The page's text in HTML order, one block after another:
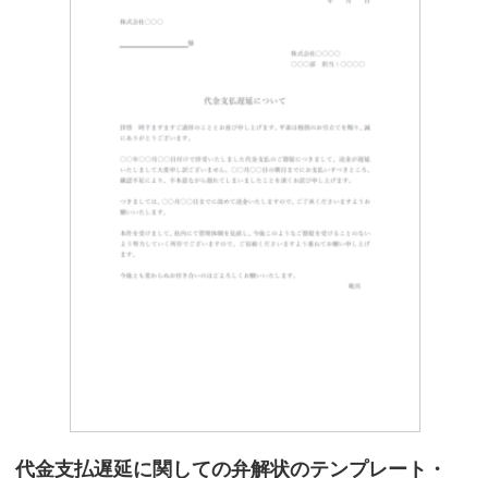
代金支払遅延に関しての弁解状のテンプレート・